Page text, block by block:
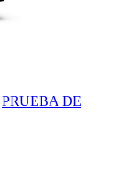
PRUEBA DE